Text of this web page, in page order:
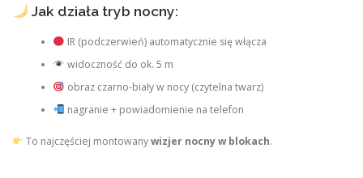
Jak działa tryb nocny:
IR (podczerwień) automatycznie się włącza
widoczność do ok. 5 m
obraz czarno-biały w nocy (czytelna twarz)
nagranie + powiadomienie na telefon
To najczęściej montowanywizjer nocny w blokach.